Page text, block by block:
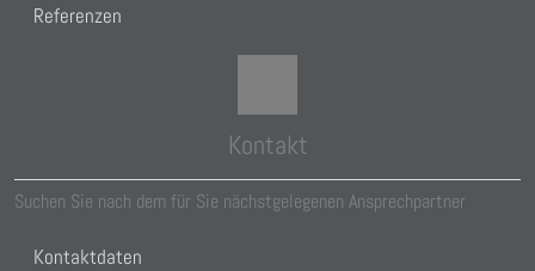
Referenzen
Kontakt
Suchen Sie nach dem für Sie nächstgelegenen Ansprechpartner
Kontaktdaten